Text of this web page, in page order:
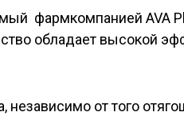
фармкомпанией AVA
обладает высокой
независимо от того